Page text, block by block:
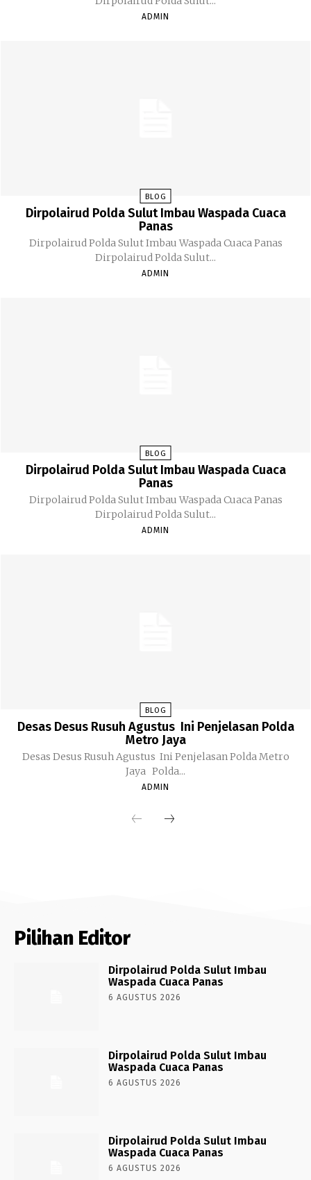
ADMIN
BLOG
Dirpolairud Polda Sulut Imbau Waspada Cuaca
Panas
Dirpolairud Polda Sulut Imbau Waspada Cuaca Panas
Dirpolairud Polda Sulut...
ADMIN
BLOG
Dirpolairud Polda Sulut Imbau Waspada Cuaca
Panas
Dirpolairud Polda Sulut Imbau Waspada Cuaca Panas
Dirpolairud Polda Sulut...
ADMIN
BLOG
Desas Desus Rusuh Agustus Ini Penjelasan Polda
Metro Jaya
Desas Desus Rusuh Agustus Ini Penjelasan Polda Metro
Jaya Polda...
ADMIN
Pilihan Editor
Dirpolairud Polda Sulut Imbau
Waspada Cuaca Panas
6 AGUSTUS 2026
Dirpolairud Polda Sulut Imbau
Waspada Cuaca Panas
6 AGUSTUS 2026
Dirpolairud Polda Sulut Imbau
Waspada Cuaca Panas
6 AGUSTUS 2026